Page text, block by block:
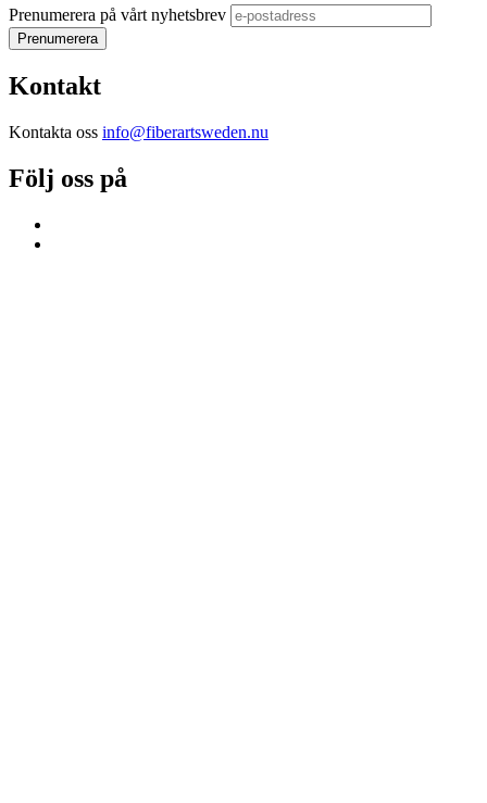
Prenumerera på vårt nyhetsbrev
Kontakt
Kontakta oss info@fiberartsweden.nu
Följ oss på